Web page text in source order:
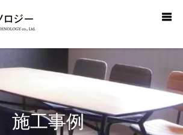
施工事例